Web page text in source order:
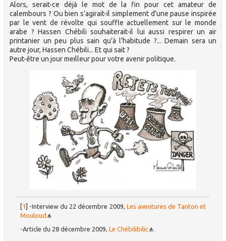
Alors, serait-ce déjà le mot de la fin pour cet amateur de
calembours ? Ou bien s’agirait-il simplement d’une pause inspirée
par le vent de révolte qui souffle actuellement sur le monde
arabe ? Hassen Chébili souhaiterait-il lui aussi respirer un air
printanier un peu plus sain qu’à l’habitude ?... Demain sera un
autre jour, Hassen Chébili... Et qui sait ?
Peut-être un jour meilleur pour votre avenir politique.
1 -Interview du 22 décembre 2009, Les aventures de Tanton et
Mouloud
-Article du 28 décembre 2009,Le Chébilibilic .